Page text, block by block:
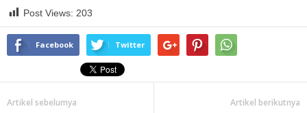
Post Views: 203
Facebook Twitter
Artikel sebelumya Artikel berikutnya